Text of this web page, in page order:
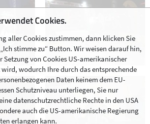
Cookies.
aller Cookies zustimmen, dann klicken Sie
stimme zu“ Button. Wir weisen darauf hin,
Setzung von Cookies US-amerikanischer
wodurch Ihre durch das entsprechende
Daten keinem dem EU-
Schutzniveau unterliegen, Sie nur
datenschutzrechtliche Rechte in den USA
auch die US-amerikanische Regierung
erlangen kann.